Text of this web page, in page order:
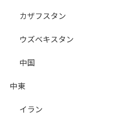
カザフスタン
ウズベキスタン
中国
中東
イラン